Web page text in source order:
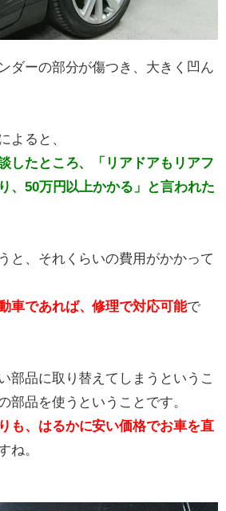
ダーの部分が傷つき、大きく凹ん
よると、
したところ、
「リアドアもリアフ
、50万円以上かかる」
と言われた
と、それくらいの費用がかかって
車であれば、修理で対応可能で
部品に取り替えてしまうというこ
部品を使うということです。
も、はるかに安い価格でお車を直
ね。